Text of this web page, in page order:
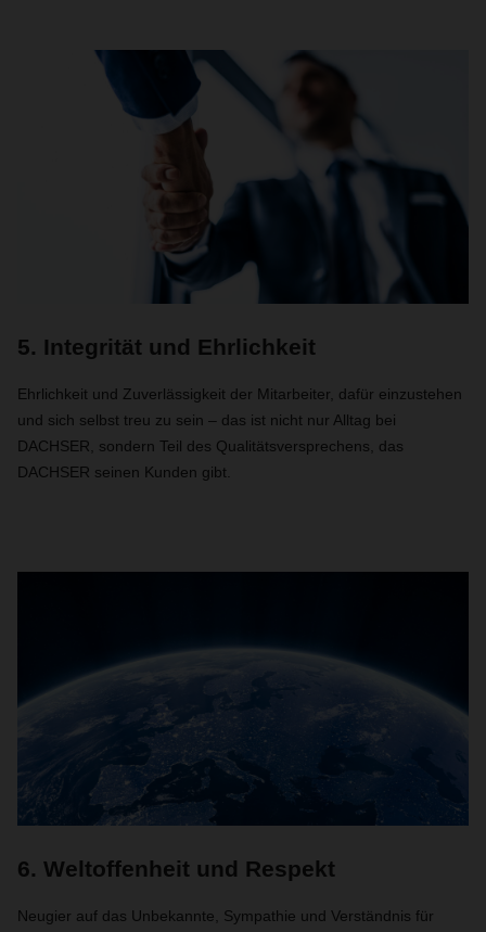
5. Integrität und Ehrlichkeit
Ehrlichkeit und Zuverlässigkeit der Mitarbeiter, dafür einzustehen
und sich selbst treu zu sein – das ist nicht nur Alltag bei
DACHSER, sondern Teil des Qualitätsversprechens, das
DACHSER seinen Kunden gibt.
6. Weltoffenheit und Respekt
Neugier auf das Unbekannte, Sympathie und Verständnis für